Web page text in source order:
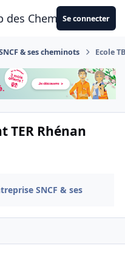
des CheminotsSe connecter
& ses cheminots Ecole
TER Rhénan
SNCF & ses